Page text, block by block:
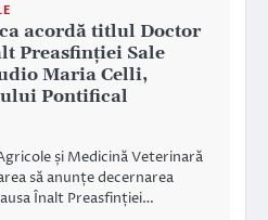
acordă titlul Doctor
Preasfinției Sale
Maria Celli,
Pontifical
și Medicină Veterinară
să anunțe decernarea
Înalt Preasfinției…